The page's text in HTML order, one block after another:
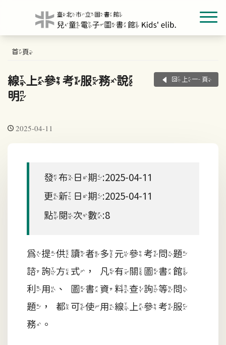
首頁
線上參考服務說
明
回上一頁
2025-04-11
發布日期:2025-04-11
更新日期:2025-04-11
點閱次數:8
為提供讀者多元參考問題
諮詢方式，凡有關圖書館
利用、圖書資料查詢等問
題，都可使用線上參考服
務。